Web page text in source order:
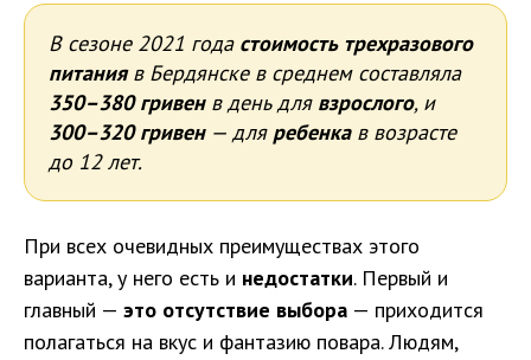
В сезоне 2021 года стоимость трехразового
питанияв Бердянске в среднем составляла
350–380 гривенв день для взрослого, и
300–320 гривен— для ребенкав возрасте
до 12 лет.
При всех очевидных преимуществах этого
варианта, у него есть и недостатки. Первый и
главный — это отсутствие выбора — приходится
полагаться на вкус и фантазию повара. Людям,